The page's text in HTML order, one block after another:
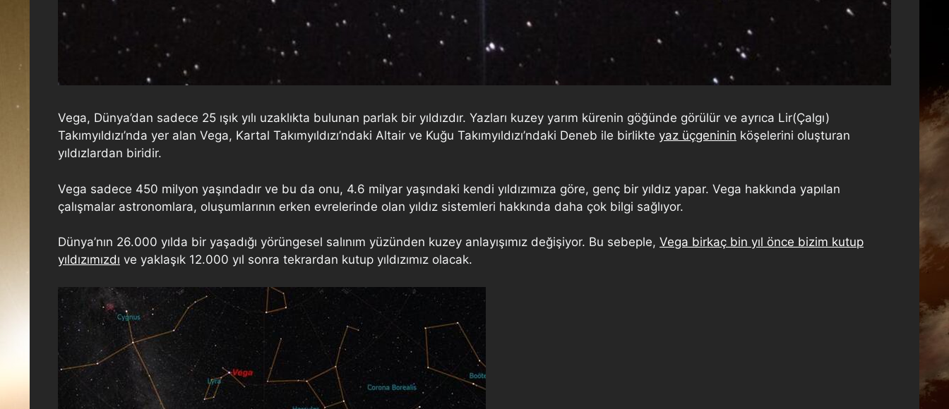
Vega, Dünya’dan sadece 25 ışık yılı uzaklıkta bulunan parlak bir yıldızdır. Yazları kuzey yarım kürenin göğünde görülür ve ayrıca Lir(Çalgı)
Takımyıldızı’nda yer alan Vega, Kartal Takımyıldızı’ndaki Altair ve Kuğu Takımyıldızı’ndaki Deneb ile birlikte yaz üçgeninin köşelerini oluşturan
yıldızlardan biridir.
Vega sadece 450 milyon yaşındadır ve bu da onu, 4.6 milyar yaşındaki kendi yıldızımıza göre, genç bir yıldız yapar. Vega hakkında yapılan
çalışmalar astronomlara, oluşumlarının erken evrelerinde olan yıldız sistemleri hakkında daha çok bilgi sağlıyor.
Dünya’nın 26.000 yılda bir yaşadığı yörüngesel salınım yüzünden kuzey anlayışımız değişiyor. Bu sebeple, Vega birkaç bin yıl önce bizim kutup
yıldızımızdı ve yaklaşık 12.000 yıl sonra tekrardan kutup yıldızımız olacak.